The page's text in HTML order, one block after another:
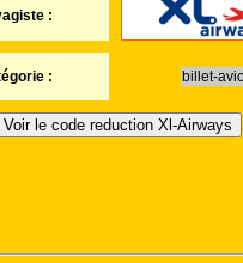
:
: billet-
Voir le code reduction Xl-Airways